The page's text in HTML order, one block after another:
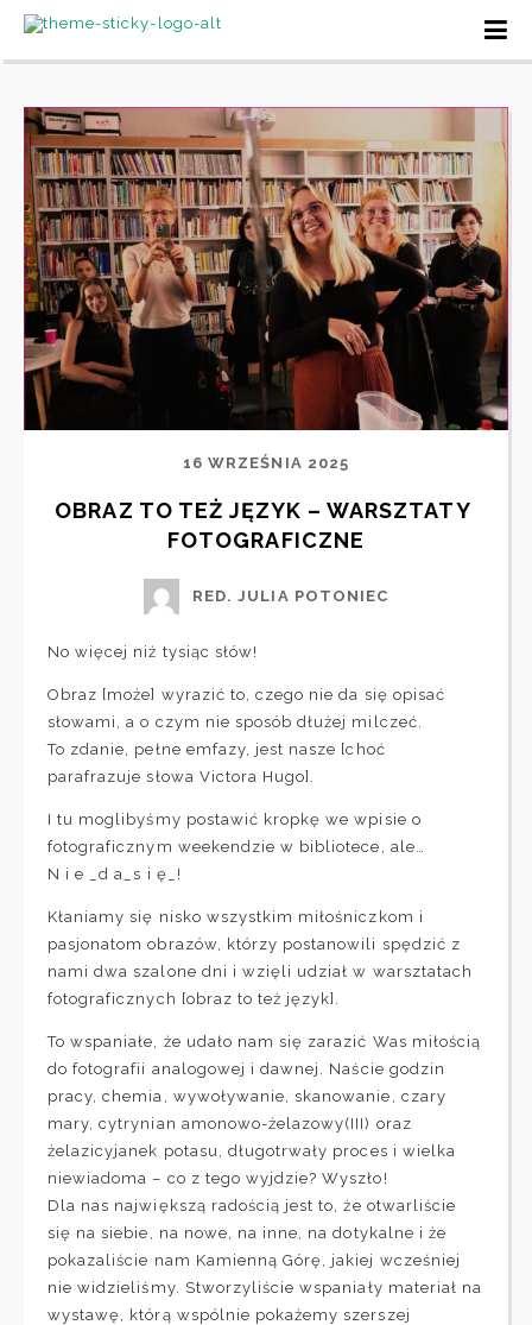
16 WRZEŚNIA 2025
OBRAZ TO TEŻ JĘZYK – WARSZTATY
FOTOGRAFICZNE
RED. JULIA POTONIEC
No więcej niż tysiąc słów!
Obraz [może] wyrazić to, czego nie da się opisać
słowami, a o czym nie sposób dłużej milczeć.
To zdanie, pełne emfazy, jest nasze [choć
parafrazuje słowa Victora Hugo].
I tu moglibyśmy postawić kropkę we wpisie o
fotograficznym weekendzie w bibliotece, ale…
N i e _d a_s i ę_!
Kłaniamy się nisko wszystkim miłośniczkom i
pasjonatom obrazów, którzy postanowili spędzić z
nami dwa szalone dni i wzięli udział w warsztatach
fotograficznych [obraz to też język].
To wspaniałe, że udało nam się zarazić Was miłością
do fotografii analogowej i dawnej. Naście godzin
pracy, chemia, wywoływanie, skanowanie, czary
mary, cytrynian amonowo-żelazowy(III) oraz
żelazicyjanek potasu, długotrwały proces i wielka
niewiadoma – co z tego wyjdzie? Wyszło!
Dla nas największą radością jest to, że otwarliście
się na siebie, na nowe, na inne, na dotykalne i że
pokazaliście nam Kamienną Górę, jakiej wcześniej
nie widzieliśmy. Stworzyliście wspaniały materiał na
wystawę, którą wspólnie pokażemy szerszej